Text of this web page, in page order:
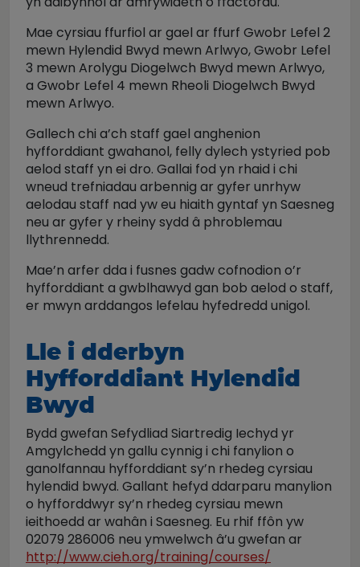
Mae cyrsiau ffurfiol ar gael ar ffurf Gwobr Lefel 2
mewn Hylendid Bwyd mewn Arlwyo, Gwobr Lefel
3 mewn Arolygu Diogelwch Bwyd mewn Arlwyo,
a Gwobr Lefel 4 mewn Rheoli Diogelwch Bwyd
mewn Arlwyo.
Gallech chi a’ch staff gael anghenion
hyfforddiant gwahanol, felly dylech ystyried pob
aelod staff yn ei dro. Gallai fod yn rhaid i chi
wneud trefniadau arbennig ar gyfer unrhyw
aelodau staff nad yw eu hiaith gyntaf yn Saesneg
neu ar gyfer y rheiny sydd â phroblemau
llythrennedd.
Mae’n arfer dda i fusnes gadw cofnodion o’r
hyfforddiant a gwblhawyd gan bob aelod o staff,
er mwyn arddangos lefelau hyfedredd unigol.
Lle i dderbyn
Hyfforddiant Hylendid
Bwyd
Bydd gwefan Sefydliad Siartredig Iechyd yr
Amgylchedd yn gallu cynnig i chi fanylion o
ganolfannau hyfforddiant sy’n rhedeg cyrsiau
hylendid bwyd. Gallant hefyd ddarparu manylion
o hyfforddwyr sy’n rhedeg cyrsiau mewn
ieithoedd ar wahân i Saesneg. Eu rhif ffôn yw
02079 286006 neu ymwelwch â’u gwefan ar
http://www.cieh.org/training/courses/